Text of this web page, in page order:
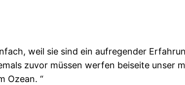
weil sie sind ein aufregender
zuvor müssen werfen beiseite unser
Ozean. “